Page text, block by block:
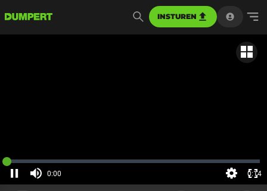
INSTUREN
Huidige
tijd
0:00 0:14
Geladen:
0%